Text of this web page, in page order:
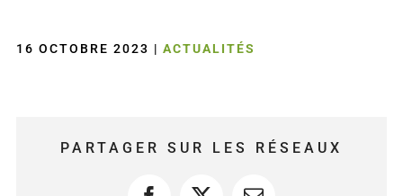
16 OCTOBRE 2023 | ACTUALITÉS
PARTAGER SUR LES RÉSEAUX